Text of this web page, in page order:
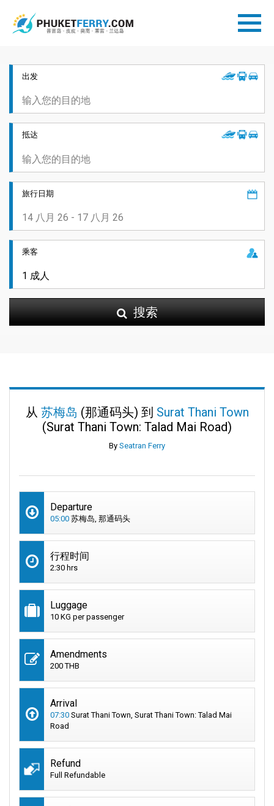
出发
抵达
旅行日期
乘客
搜索
从 苏梅岛 (那通码头) 到 Surat Thani Town
(Surat Thani Town: Talad Mai Road)
By Seatran Ferry
Departure
05:00 苏梅岛, 那通码头
行程时间
2:30 hrs
Luggage
10 KG per passenger
Amendments
200 THB
Arrival
07:30 Surat Thani Town, Surat Thani Town: Talad Mai
Road
Refund
Full Refundable